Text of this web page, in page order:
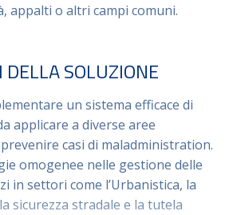
appalti o altri campi comuni.
SOLUZIONE
un sistema efficace di
applicare a diverse aree
casi di maladministration.
omogenee nelle gestione delle
in settori come l’Urbanistica, la
sicurezza stradale e la tutela